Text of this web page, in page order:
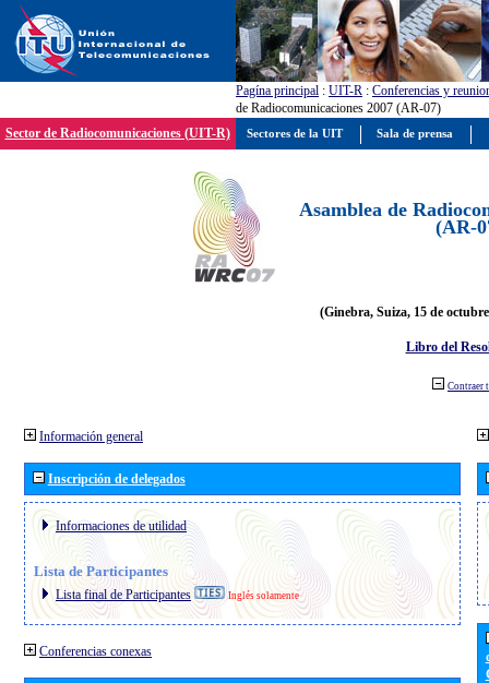
Pagína principal : UIT-R : Conferencias y
de Radiocomunicaciones 2007 (AR-07)
Sector de Radiocomunicaciones (UIT-R)
Asamblea de
(AR-
(Ginebra, Suiza, 15 de
Libro del
Contraer
Información general
Inscripción de delegados
Informaciones de utilidad
Lista de Participantes
Lista final de Participantes Inglés solamente
Conferencias conexas
Sectores de la UIT Sala de prensa